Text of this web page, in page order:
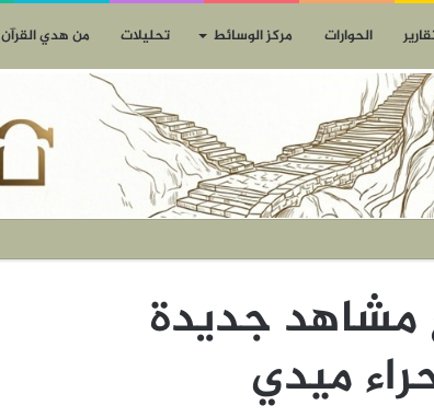
الحوارات مركز الوسائط تحليلات من هدي القرآن
مشاهد جديدة
ميدي